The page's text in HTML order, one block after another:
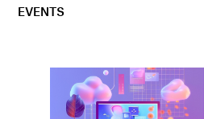
EVENTS